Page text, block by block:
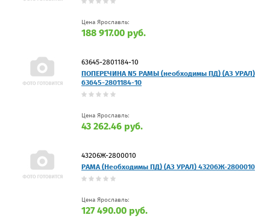
Цена Ярославль:
188 917.00 руб.
63645-2801184-10
ПОПЕРЕЧИНА N5 РАМЫ (необходимы ПД) (АЗ УРАЛ)
63645-2801184-10
Цена Ярославль:
43 262.46 руб.
43206Ж-2800010
РАМА (Необходимы ПД) (АЗ УРАЛ) 43206Ж-2800010
Цена Ярославль:
127 490.00 руб.